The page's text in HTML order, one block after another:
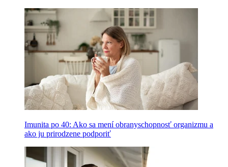
Imunita po 40: Ako sa mení obranyschopnosť organizmu a
ako ju prirodzene podporiť